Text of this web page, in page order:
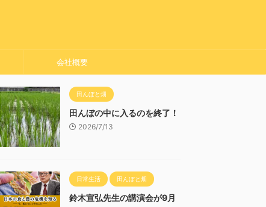
会社概要
田んぼと畑
田んぼの中に入るのを終了！
2026/7/13
日常生活 田んぼと畑
鈴木宣弘先生の講演会が9月